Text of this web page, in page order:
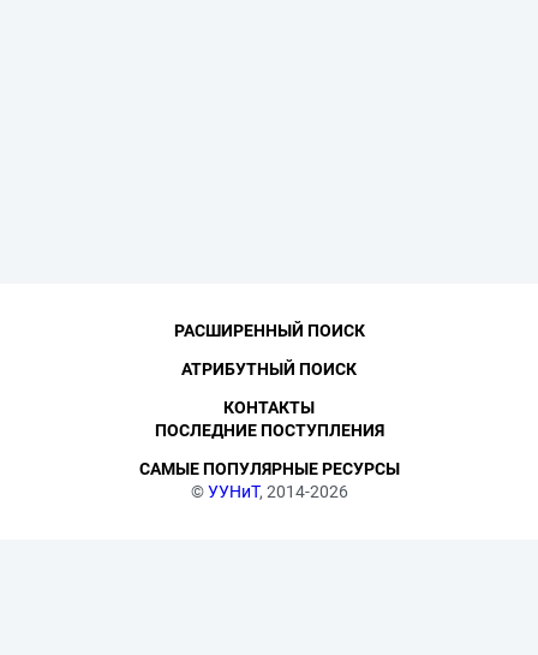
©УУНиТ, 2014-2026
РАСШИРЕННЫЙ ПОИСК
АТРИБУТНЫЙ ПОИСК
КОНТАКТЫ
ПОСЛЕДНИЕ ПОСТУПЛЕНИЯ
САМЫЕ ПОПУЛЯРНЫЕ РЕСУРСЫ